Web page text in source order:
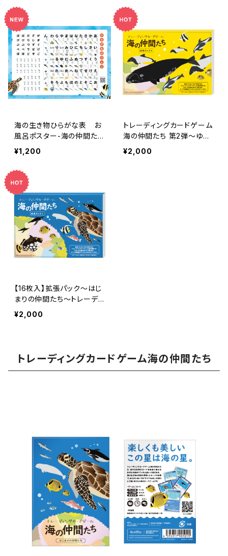
Game "Umi no Nakama-t
achi" (Ocean Friends) V
ol. 3 ~ Cool Companion
s ~ Expansion Pack [16
Cards]
海の生き物ひらがな表 お
風呂ポスター-海の仲間たち
Sea Creatures Hiragana
Chart — Bath Poster | U
mi no Nakama-tachi (Oc
ean Friends)
¥1,200
トレーディングカードゲーム
海の仲間たち 第2弾～ゆう
がな仲間たち～拡張パック
【16枚入】
¥2,000
【16枚入】拡張パック～はじ
まりの仲間たち～トレーディ
ングカードゲーム海の仲間
たち /[16 Cards] Expansi
d Game "Umi no Nakam
a-tachi" (Ocean Friend
s)
¥2,000
トレーディングカードゲーム海の仲間たち